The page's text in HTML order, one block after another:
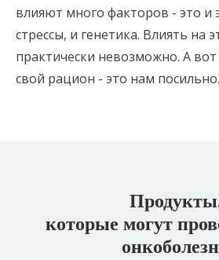
влияют много факторов - это и
стрессы, и генетика. Влиять на
практически невозможно. А
свой рацион - это нам посильно.
которые могут